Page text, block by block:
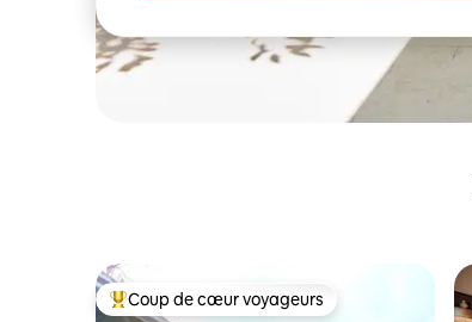
Coups de cœur voyageurs les plus appréciés
Coup de cœur voyageurs